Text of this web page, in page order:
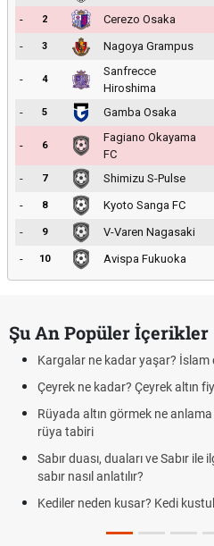
-
2 Cerezo Osaka
-
3 Nagoya Grampus
- 4
Sanfrecce
Hiroshima
- 5 Gamba Osaka
- 6
Fagiano Okayama
FC
- 7 Shimizu S-Pulse
-
8 Kyoto Sanga FC
-
9 V-Varen Nagasaki
-
10 Avispa Fukuoka
Şu An Popüler İçerikler
Kargalar ne kadar yaşar?
Çeyrek ne kadar? Çeyrek altın
Rüyada altın görmek ne
rüya tabiri
Sabır duası, duaları ve Sabır
sabır nasıl anlatılır?
Kediler neden kusar? Kedi